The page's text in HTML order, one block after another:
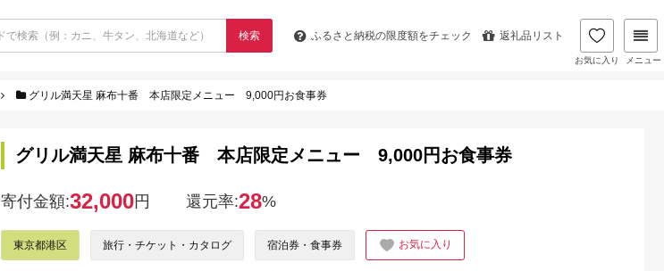
検索 ふるさと納税の限度額をチェック 返礼品リスト
お気に入り メニュー
グリル満天星 麻布十番 本店限定メニュー 9,000円お食事券
グリル満天星 麻布十番 本店限定メニュー 9,000円お食事券
寄付金額:32,000円 還元率:28%
東京都港区 旅行・チケット・カタログ 宿泊券・食事券 お気に入り